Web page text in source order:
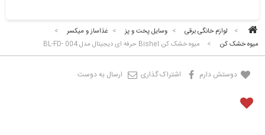
> لوازم خانگی برقی > وسایل پخت و پز > غذاساز و میکسر
>
میوه خشک کن
> میوه خشک کن Bishel حرفه ای دیجیتال مدل BL-FD- 004
دوستش دارم اشتراک گذاری ارسال به دوست